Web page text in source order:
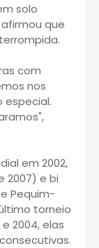
solo
afirmou que
com
nos
especial.
em 2002,
2007) e bi
Pequim-
torneio
2004, elas